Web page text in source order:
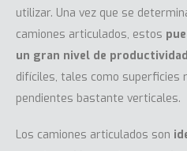
utilizar. Una vez que se
camiones articulados, estos
un gran nivel de productividad
difíciles, tales como superficies
pendientes bastante verticales.
Los camiones articulados son